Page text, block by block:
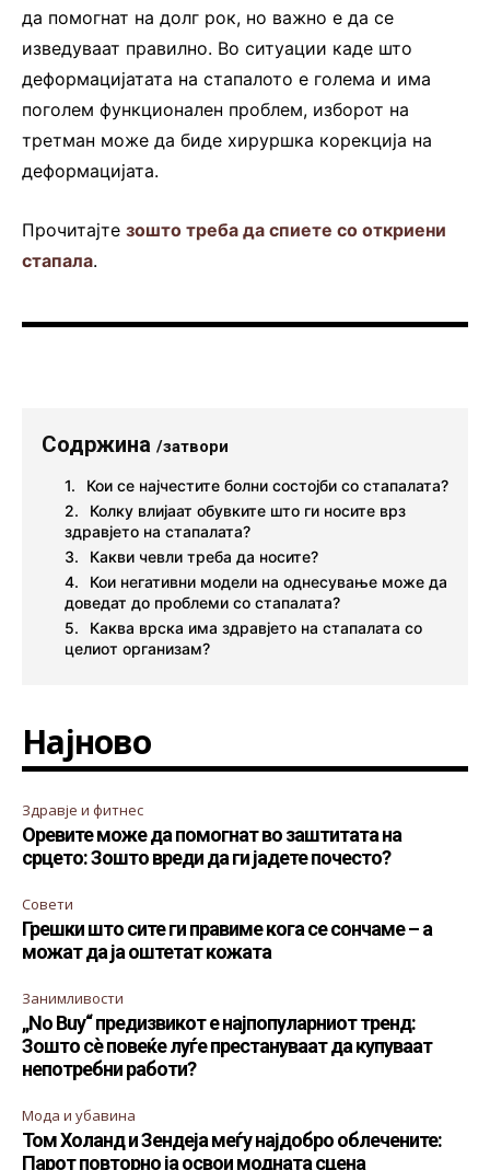
да помогнат на долг рок, но важно е да се
изведуваат правилно. Во ситуации каде што
деформацијатата на стапалото е голема и има
поголем функционален проблем, изборот на
третман може да биде хируршка корекција на
деформацијата.
Прочитајте зошто треба да спиете со откриени
стапала.
Содржина /затвори
Кои се најчестите болни состојби со стапалата?
Колку влијаат обувките што ги носите врз
здравјето на стапалата?
Какви чевли треба да носите?
Кои негативни модели на однесување може да
доведат до проблеми со стапалата?
Каква врска има здравјето на стапалата со
целиот организам?
Најново
Здравје и фитнес
Оревите може да помогнат во заштитата на
срцето: Зошто вреди да ги јадете почесто?
Совети
Грешки што сите ги правиме кога се сончаме – а
можат да ја оштетат кожата
Занимливости
„No Buy“ предизвикот е најпопуларниот тренд:
Зошто сè повеќе луѓе престануваат да купуваат
непотребни работи?
Мода и убавина
Том Холанд и Зендеја меѓу најдобро облечените:
Парот повторно ја освои модната сцена